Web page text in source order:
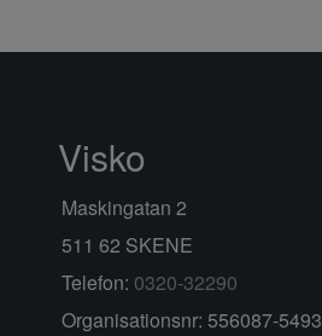
Visko
Maskingatan 2
511 62 SKENE
Telefon: 0320-32290
Organisationsnr: 556087-5493